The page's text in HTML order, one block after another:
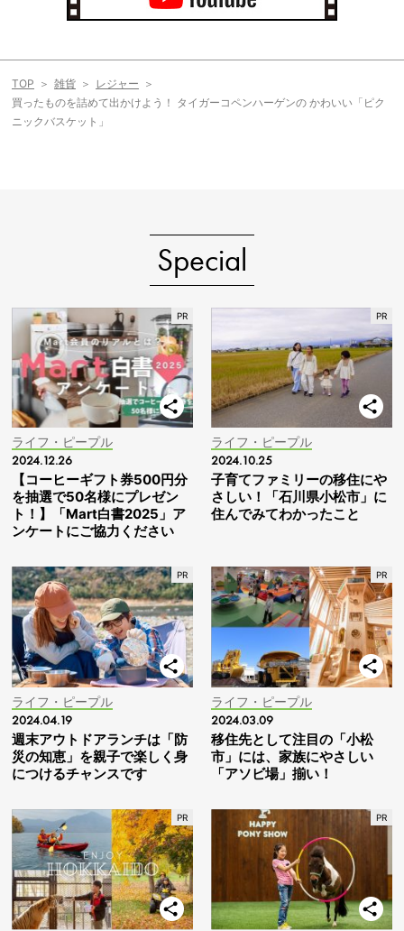
TOP 雑貨
レジャー
買ったものを詰めて出かけよう！ タイガーコペンハーゲンの かわいい「ピク
ニックバスケット」
Special
ライフ・ピープル
2024.12.26
【コーヒーギフト券500円分
を抽選で50名様にプレゼン
ト！】「Mart白書2025」ア
ンケートにご協力ください
ライフ・ピープル
2024.10.25
子育てファミリーの移住にや
さしい！「石川県小松市」に
住んでみてわかったこと
ライフ・ピープル
2024.04.19
週末アウトドアランチは「防
災の知恵」を親子で楽しく身
につけるチャンスです
ライフ・ピープル
2024.03.09
移住先として注目の「小松
市」には、家族にやさしい
「アソビ場」揃い！